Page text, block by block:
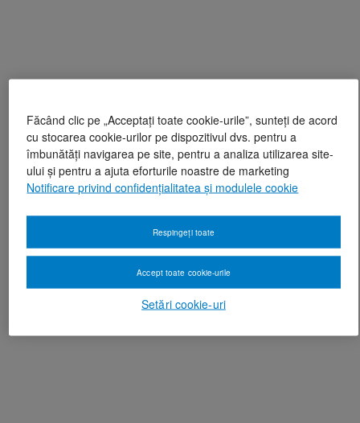
Făcând clic pe „Acceptați toate cookie-urile”, sunteți de acord
cu stocarea cookie-urilor pe dispozitivul dvs. pentru a
îmbunătăți navigarea pe site, pentru a analiza utilizarea site-
ului și pentru a ajuta eforturile noastre de marketing
Notificare privind confidențialitatea și modulele cookie
Setări cookie-uri
Respingeți toate
Accept toate cookie-urile